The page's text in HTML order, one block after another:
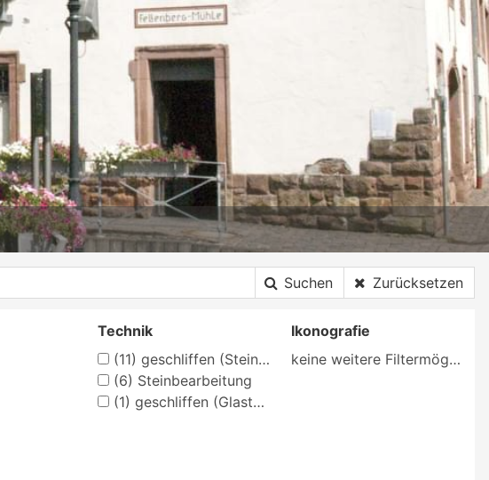
Suchen Zurücksetzen
Technik
(11) geschliffen (Steinbearbeitung)
(6) Steinbearbeitung
(1) geschliffen (Glastechniken)
Ikonografie
keine weitere Filtermöglichkeit